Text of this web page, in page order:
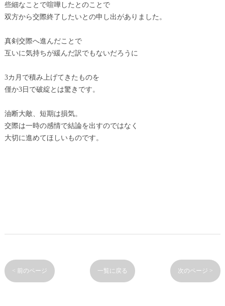
些細なことで喧嘩したとのことで
双方から交際終了したいとの申し出がありました。
真剣交際へ進んだことで
互いに気持ちが緩んだ訳でもないだろうに
3カ月で積み上げてきたものを
僅か3日で破綻とは驚きです。
油断大敵、短期は損気。
交際は一時の感情で結論を出すのではなく
大切に進めてほしいものです。
< 前のページ 一覧に戻る 次のページ >